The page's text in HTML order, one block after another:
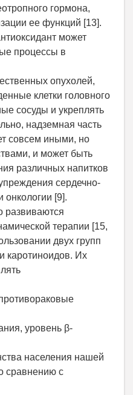
гормона,
ее функций [13].
может
процессы в
опухолей,
клетки головного
сосуды и укреплять
надземная часть
совсем иными, но
и может быть
различных напитков
сердечно-
онкологии [9].
развиваются
терапии [15,
двух групп
каротиноидов. Их
уровень β-
населения нашей
сравнению с